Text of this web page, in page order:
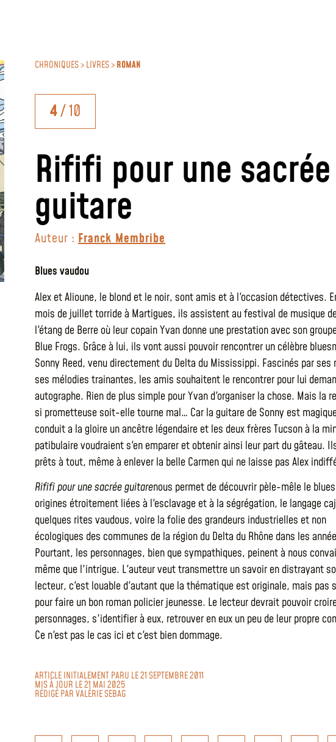
CHRONIQUES > LIVRES >ROMAN
4/ 10
Rififi pour une sacrée
guitare
Auteur : Franck Membribe
Blues vaudou
Alex et Alioune, le blond et le noir, sont amis et à l'occasion détectives.
mois de juillet torride à Martigues, ils assistent au festival de musique
l'étang de Berre où leur copain Yvan donne une prestation avec son
Blue Frogs. Grâce à lui, ils vont aussi pouvoir rencontrer un célèbre
Sonny Reed, venu directement du Delta du Mississippi. Fascinés par
ses mélodies trainantes, les amis souhaitent le rencontrer pour lui
autographe. Rien de plus simple pour Yvan d'organiser la chose. Mais la
si prometteuse soit-elle tourne mal… Car la guitare de Sonny est
conduit a la gloire un ancêtre légendaire et les deux frères Tucson à la
patibulaire voudraient s'en emparer et obtenir ainsi leur part du gâteau.
prêts à tout, même à enlever la belle Carmen qui ne laisse pas Alex
Rififi pour une sacrée guitarenous permet de découvrir pèle-mêle le
origines étroitement liées à l'esclavage et à la ségrégation, le langage
quelques rites vaudous, voire la folie des grandeurs industrielles et non
écologiques des communes de la région du Delta du Rhône dans les
Pourtant, les personnages, bien que sympathiques, peinent à nous
même que l'intrigue. L'auteur veut transmettre un savoir en distrayant
lecteur, c'est louable d'autant que la thématique est originale, mais pas
pour faire un bon roman policier jeunesse. Le lecteur devrait pouvoir
personnages, s'identifier à eux, retrouver en eux un peu de leur propre
Ce n'est pas le cas ici et c'est bien dommage.
ARTICLE INITIALEMENT PARU LE 21 SEPTEMBRE 2011
MIS À JOUR LE 21 MAI 2025
RÉDIGÉ PARVALÉRIE SEBAG